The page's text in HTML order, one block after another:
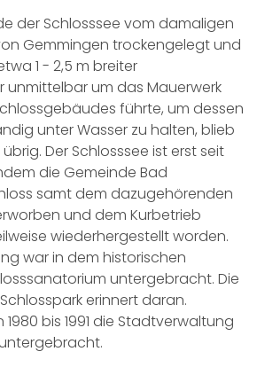
der Schlosssee vom damaligen
Gemmingen trockengelegt und
1 - 2,5 m breiter
unmittelbar um das Mauerwerk
führte, um dessen
unter Wasser zu halten, blieb
Der Schlosssee ist erst seit
die Gemeinde Bad
samt dem dazugehörenden
und dem Kurbetrieb
wiederhergestellt worden.
war in dem historischen
untergebracht. Die
erinnert daran.
bis 1991 die Stadtverwaltung